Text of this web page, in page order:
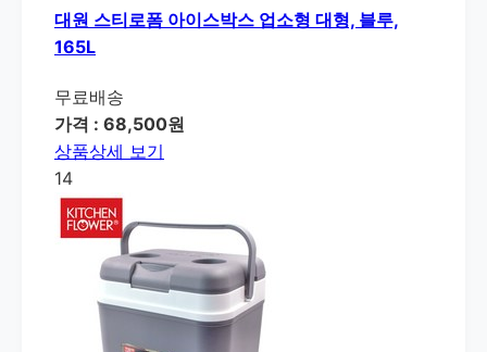
대원 스티로폼 아이스박스 업소형 대형, 블루,
165L
무료배송
가격 : 68,500원
상품상세 보기
14